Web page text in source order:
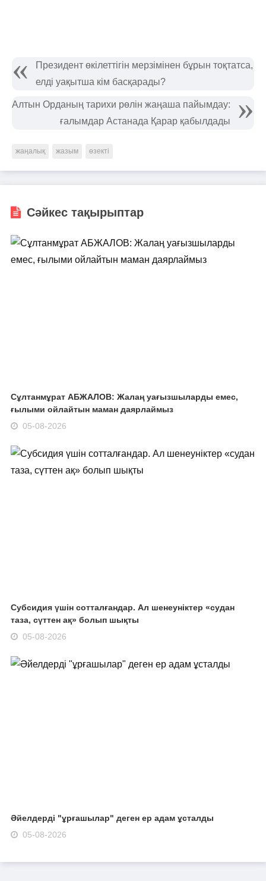
Президент өкілеттігін мерзімінен бұрын тоқтатса,
елді уақытша кім басқарады?
Алтын Орданың тарихи рөлін жаңаша пайымдау:
ғалымдар Астанада Қарар қабылдады
жаңалық жазым өзекті
Сәйкес тақырыптар
Сұлтанмұрат АБЖАЛОВ: Жалаң уағызшыларды емес,
ғылыми ойлайтын маман даярлаймыз
05-08-2026
Субсидия үшін сотталғандар. Ал шенеуніктер «судан
таза, сүттен ақ» болып шықты
05-08-2026
Әйелдерді "ұрғашылар" деген ер адам ұсталды
05-08-2026